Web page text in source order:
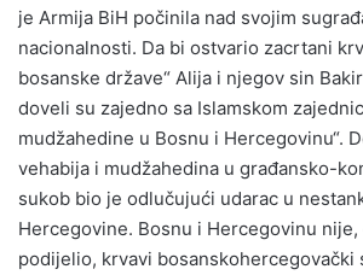
je Armija BiH počinila nad svojim
nacionalnosti. Da bi ostvario zacrtani
bosanske države“ Alija i njegov sin
doveli su zajedno sa Islamskom
mudžahedine u Bosnu i Hercegovinu“.
vehabija i mudžahedina u građansko-
sukob bio je odlučujući udarac u
Hercegovine. Bosnu i Hercegovinu
podijelio, krvavi bosanskohercegovački